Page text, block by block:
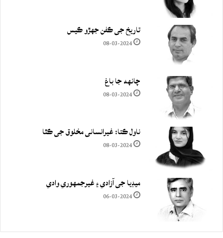
تاريخ جي ڪفن جھڙو ڪيس
08-03-2024
چانهه جا باغ
08-03-2024
ناول ڪتا: غيرانساني مخلوق جي ڪٿا
08-03-2024
ميڊيا جي آزادي ۽ غيرجمھوري وادي
06-03-2024